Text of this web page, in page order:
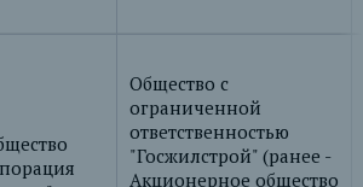
Общество с
ограниченной
ответственностью
"Госжилстрой" (ранее -
Акционерное общество